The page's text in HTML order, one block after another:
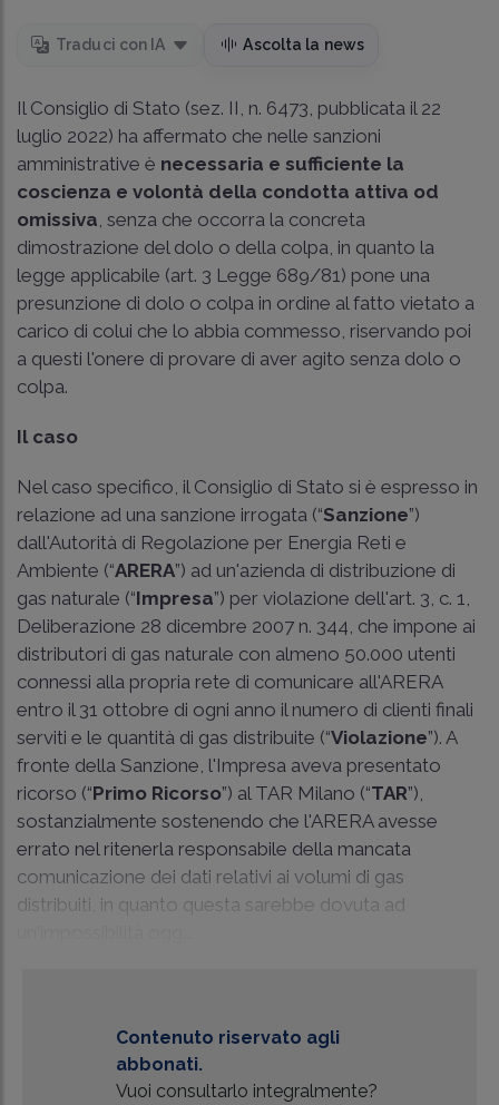
Traduci con IA Ascolta la news
Il Consiglio di Stato (sez. II, n. 6473, pubblicata il 22
luglio 2022) ha affermato che nelle sanzioni
amministrative è necessaria e sufficiente la
coscienza e volontà della condotta attiva od
omissiva , senza che occorra la concreta
dimostrazione del dolo o della colpa, in quanto la
legge applicabile (art. 3 Legge 689/81) pone una
presunzione di dolo o colpa in ordine al fatto vietato a
carico di colui che lo abbia commesso, riservando poi
a questi l'onere di provare di aver agito senza dolo o
colpa.
Il caso
Nel caso specifico, il Consiglio di Stato si è espresso in
relazione ad una sanzione irrogata (“Sanzione”)
dall'Autorità di Regolazione per Energia Reti e
Ambiente (“ARERA”) ad un'azienda di distribuzione di
gas naturale (“Impresa”) per violazione dell'art. 3, c. 1,
Deliberazione 28 dicembre 2007 n. 344, che impone ai
distributori di gas naturale con almeno 50.000 utenti
connessi alla propria rete di comunicare all'ARERA
entro il 31 ottobre di ogni anno il numero di clienti finali
serviti e le quantità di gas distribuite (“Violazione”). A
fronte della Sanzione, l'Impresa aveva presentato
ricorso (“Primo Ricorso”) al TAR Milano (“TAR”),
sostanzialmente sostenendo che l'ARERA avesse
errato nel ritenerla responsabile della mancata
comunicazione dei dati relativi ai volumi di gas
distribuiti, in quanto questa sarebbe dovuta ad
Contenuto riservato agli
abbonati.
Vuoi consultarlo integralmente?